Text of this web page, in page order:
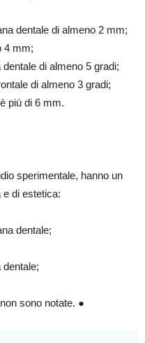
dentale di almeno 2 mm;
4 mm;
dentale di almeno 5 gradi;
di almeno 3 gradi;
più di 6 mm.
sperimentale, hanno un
di estetica:
dentale;
dentale;
sono notate. ●